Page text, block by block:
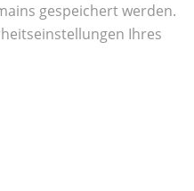
gespeichert werden.
Ihres